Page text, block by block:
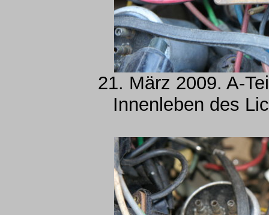
21. März 2009. A-
Innenleben des